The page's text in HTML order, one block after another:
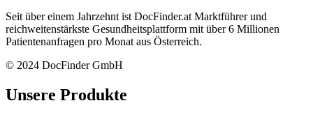
Seit über einem Jahrzehnt ist DocFinder.at Marktführer und
reichweitenstärkste Gesundheitsplattform mit über 6 Millionen
Patientenanfragen pro Monat aus Österreich.
© 2024 DocFinder GmbH
Unsere Produkte